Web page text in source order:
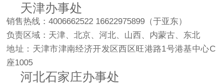
天津办事处
销售热线：4006662522 16622975899（于亚东）
负责区域：天津、北京、河北、山西、内蒙古、东北
地址：天津市津南经济开发区西区旺港路1号港基中心C
座1005
河北石家庄办事处